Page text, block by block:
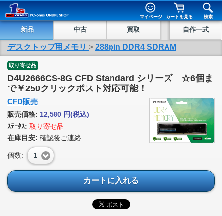
マイページ カートを見る 検索
新品 中古 買取 自作一式
デスクトップ用メモリ > 288pin DDR4 SDRAM
取り寄せ品
D4U2666CS-8G CFD Standard シリーズ ☆6個ま
で￥250クリックポスト対応可能！
CFD販売
販売価格: 12,580 円(税込)
ｽﾃｰﾀｽ: 取り寄せ品
在庫目安: 確認後ご連絡
個数: 1
カートに入れる